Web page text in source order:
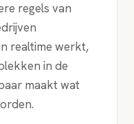
regels van
realtime werkt,
in de
maakt wat